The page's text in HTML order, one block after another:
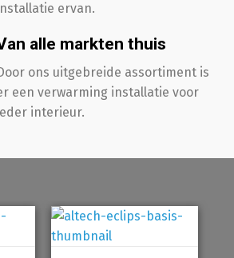
ervan.
alle markten thuis
ons uitgebreide assortiment is
een verwarming installatie voor
interieur.